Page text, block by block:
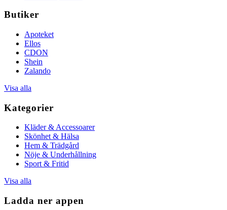
Butiker
Apoteket
Ellos
CDON
Shein
Zalando
Visa alla
Kategorier
Kläder & Accessoarer
Skönhet & Hälsa
Hem & Trädgård
Nöje & Underhållning
Sport & Fritid
Visa alla
Ladda ner appen